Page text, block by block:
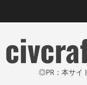
ン
ン
ツ
◎PR：本サイ